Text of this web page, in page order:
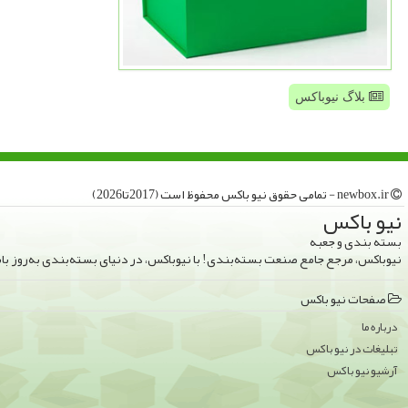
بلاگ نیوباکس
نیو باكس
بسته بندی و جعبه
نیوباکس، مرجع جامع صنعت بسته‌بندی! با نیوباکس، در دنیای بسته‌بندی به‌روز
صفحات نیو باكس
درباره ما
تبلیغات در نیو باكس
آرشیو نیو باكس